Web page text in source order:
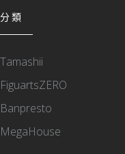
分類
Tamashii
FiguartsZERO
Banpresto
MegaHouse